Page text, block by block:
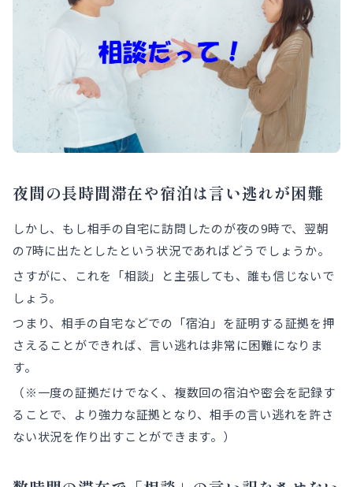
夜間の長時間滞在や宿泊は言い逃れが困難
しかし、もし相手の自宅に訪問したのが夜の9時で、翌朝
の7時に出たとしたという状況であればどうでしょうか。
さすがに、これを「相談」と主張しても、誰も信じないで
しょう。
つまり、相手の自宅などでの「宿泊」を証明する証拠を押
さえることができれば、言い逃れは非常に困難になりま
す。
（※一度の証拠だけでなく、複数回の宿泊や密会を記録す
ることで、より強力な証拠となり、相手の言い逃れを許さ
ない状況を作り出すことができます。）